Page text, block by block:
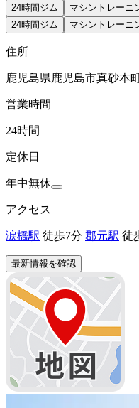
24時間ジム マシントレーニ
24時間ジム
マシントレーニ
住所
鹿児島県鹿児島市真砂本
営業時間
24時間
定休日
年中無休
アクセス
涙橋駅 徒歩7分 郡元駅 徒
最新情報を確認